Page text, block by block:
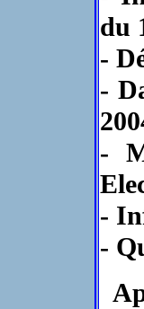
du
-
-
-
-
-